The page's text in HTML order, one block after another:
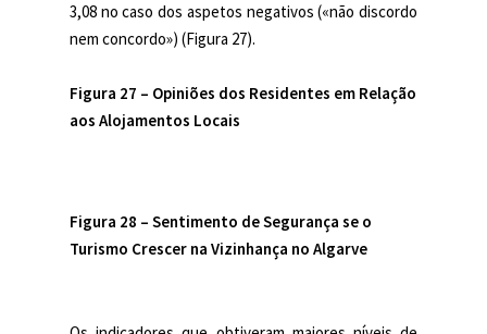
3,08 no caso dos aspetos negativos («não discordo
nem concordo») (Figura 27).
Figura 27 – Opiniões dos Residentes em Relação
aos Alojamentos Locais
Figura 28 – Sentimento de Segurança se o
Turismo Crescer na Vizinhança no Algarve